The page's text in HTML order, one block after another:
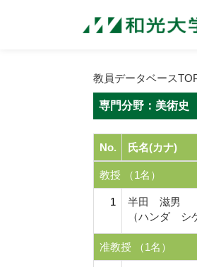
教員データベース
専門分野：美術史
No. 氏名(カナ)
教授 （1名）
1
半田 滋男
（ハンダ シ
准教授 （1名）